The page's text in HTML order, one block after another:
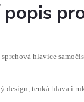
popis
hlavice
design, tenká hlava i